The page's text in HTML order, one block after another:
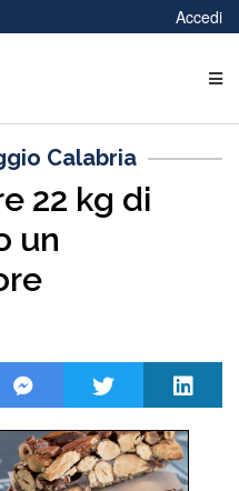
Accedi
Calabria
22 kg di
un